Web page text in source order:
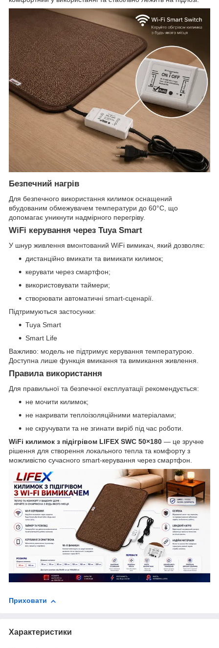
Безпечний нагрів
Для безпечного використання килимок оснащений
вбудованим обмежувачем температури до 60°C, що
допомагає уникнути надмірного перегріву.
WiFi керування через Tuya Smart
У шнур живлення вмонтований WiFi вимикач, який дозволяє:
дистанційно вмикати та вимикати килимок;
керувати через смартфон;
використовувати таймери;
створювати автоматичні smart-сценарії.
Підтримуються застосунки:
Tuya Smart
Smart Life
Важливо: модель не підтримує керування температурою.
Доступна лише функція вмикання та вимикання живлення.
Правила використання
Для правильної та безпечної експлуатації рекомендується:
не мочити килимок;
не накривати теплоізоляційними матеріалами;
не скручувати та не згинати виріб під час роботи.
WiFi килимок з підігрівом LIFEX SWC 50×180 — це зручне
рішення для створення локального тепла та комфорту з
можливістю сучасного smart-керування через смартфон.
Приховати
Характеристики